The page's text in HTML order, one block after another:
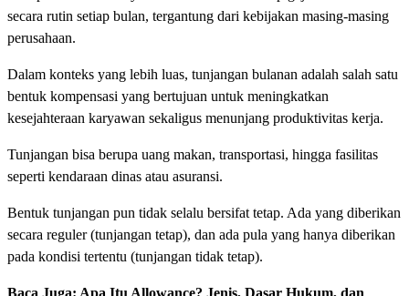
secara rutin setiap bulan, tergantung dari kebijakan masing-masing
perusahaan.
Dalam konteks yang lebih luas, tunjangan bulanan adalah salah satu
bentuk kompensasi yang bertujuan untuk meningkatkan
kesejahteraan karyawan sekaligus menunjang produktivitas kerja.
Tunjangan bisa berupa uang makan, transportasi, hingga fasilitas
seperti kendaraan dinas atau asuransi.
Bentuk tunjangan pun tidak selalu bersifat tetap. Ada yang diberikan
secara reguler (tunjangan tetap), dan ada pula yang hanya diberikan
pada kondisi tertentu (tunjangan tidak tetap).
Baca Juga: Apa Itu Allowance? Jenis, Dasar Hukum, dan